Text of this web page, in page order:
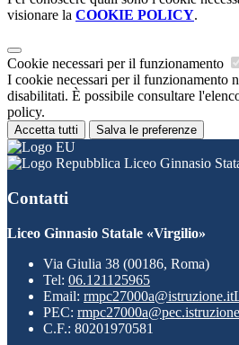
visionare la COOKIE POLICY.
Cookie necessari per il funzionamento
I cookie necessari per il funzionamento
disabilitati. È possibile consultare
policy.
Accetta tutti Salva le preferenze
Liceo Ginnasio
Contatti
Liceo Ginnasio Statale «Virgilio»
Via Giulia 38 (00186, Roma)
Tel: 06.121125965
Email: rmpc27000a@istruzione.it
PEC:
C.F.: 80201970581